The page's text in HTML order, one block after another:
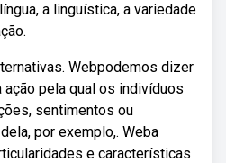
a linguística, a variedade
Webpodemos dizer
ação pela qual os indivíduos
sentimentos ou
por exemplo,. Weba
e características